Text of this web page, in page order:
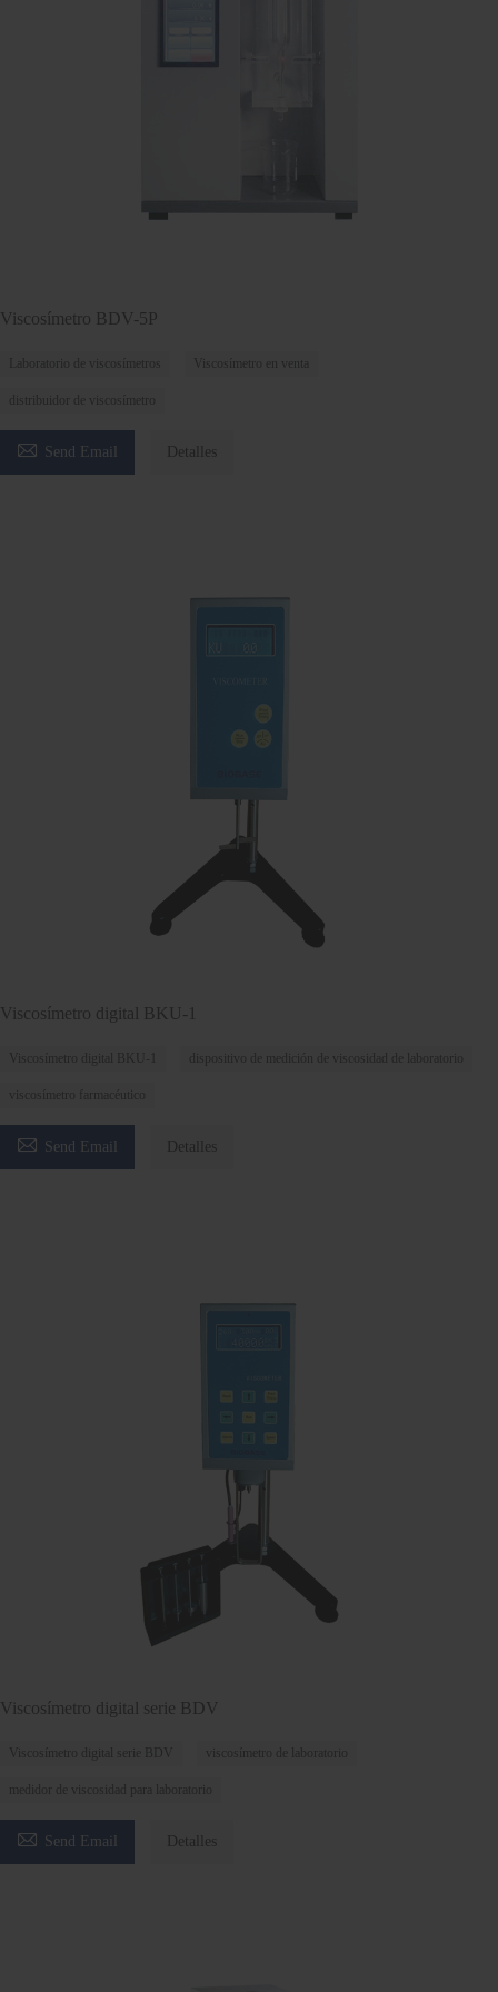
Viscosímetro BDV-5P
Laboratorio de viscosímetros Viscosímetro en venta
distribuidor de viscosímetro
 Send Email Detalles
Viscosímetro digital BKU-1
Viscosímetro digital BKU-1 dispositivo de medición de viscosidad de laboratorio
viscosímetro farmacéutico
 Send Email Detalles
Viscosímetro digital serie BDV
Viscosímetro digital serie BDV viscosímetro de laboratorio
medidor de viscosidad para laboratorio
 Send Email Detalles